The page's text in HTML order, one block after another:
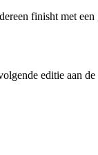
finisht met
editie aan de